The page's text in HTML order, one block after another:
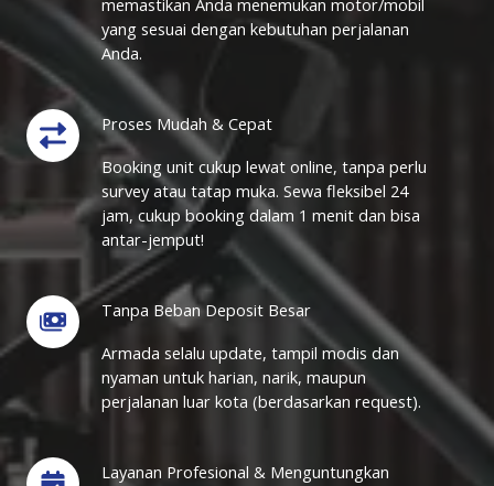
memastikan Anda menemukan motor/mobil
yang sesuai dengan kebutuhan perjalanan
Anda.
Proses Mudah & Cepat
Booking unit cukup lewat online, tanpa perlu
survey atau tatap muka. Sewa fleksibel 24
jam, cukup booking dalam 1 menit dan bisa
antar-jemput!
Tanpa Beban Deposit Besar
Armada selalu update, tampil modis dan
nyaman untuk harian, narik, maupun
perjalanan luar kota (berdasarkan request).
Layanan Profesional & Menguntungkan